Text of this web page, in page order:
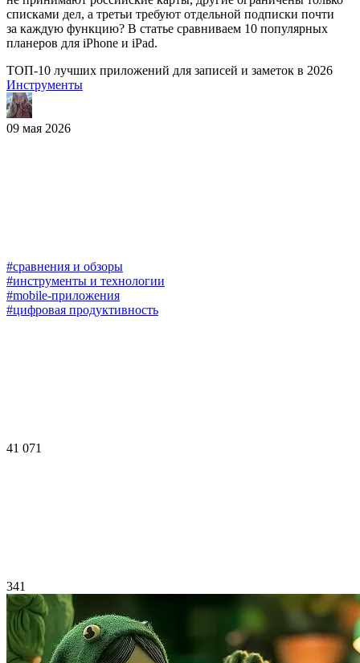
списками дел, а третьи требуют отдельной подписки почти
за каждую функцию? В статье сравниваем 10 популярных
планеров для iPhone и iPad.
ТОП-10 лучших приложений для записей и заметок в 2026
Инструменты
09 мая 2026
#сравнения и обзоры
#инструменты и технологии
#mobile-приложения
#цифровая продуктивность
41 071
341